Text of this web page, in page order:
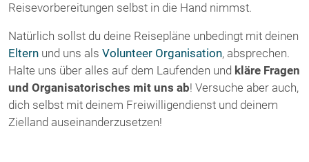
Reisevorbereitungen selbst in die Hand nimmst.
Natürlich sollst du deine Reisepläne unbedingt mit deinen
Eltern und uns als Volunteer Organisation, absprechen.
Halte uns über alles auf dem Laufenden und kläre Fragen
und Organisatorisches mit uns ab! Versuche aber auch,
dich selbst mit deinem Freiwilligendienst und deinem
Zielland auseinanderzusetzen!